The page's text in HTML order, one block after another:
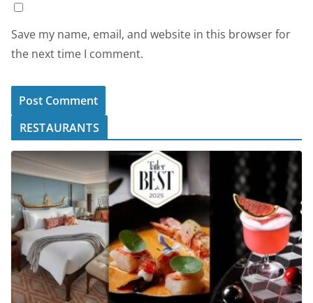
Save my name, email, and website in this browser for
the next time I comment.
RESTAURANTS